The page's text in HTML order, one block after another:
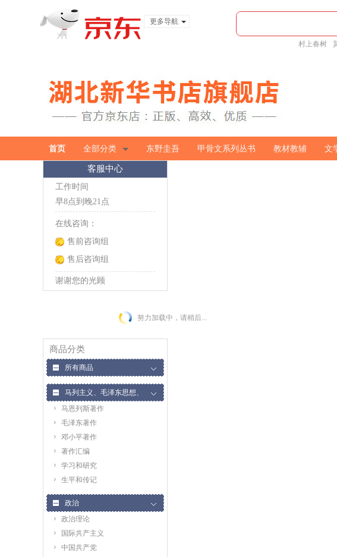
更多导航
村上春树
首页 全部分类 东野圭吾 甲骨文系列丛书 教材教辅 文
客服中心
工作时间
早8点到晚21点
在线咨询：
售前咨询组
售后咨询组
谢谢您的光顾
努力加载中，请稍后...
商品分类
所有商品
马列主义、毛泽东思想、
邓小平理论
马恩列斯著作
毛泽东著作
邓小平著作
著作汇编
学习和研究
生平和传记
政治
政治理论
国际共产主义
中国共产党